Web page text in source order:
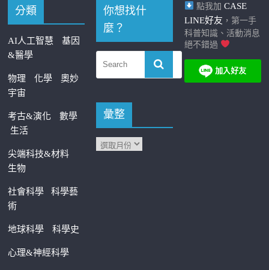
分類
AI人工智慧
基因
&醫學
物理 化學
奧妙
宇宙
考古&演化
數學
生活
尖端科技&材料
生物
社會科學科學藝
術
地球科學 科學史
心理&神經科學
你想找什
麼？
彙整
點我加 CASE
LINE好友 ，第一手
科普知識、活動消息
絕不錯過